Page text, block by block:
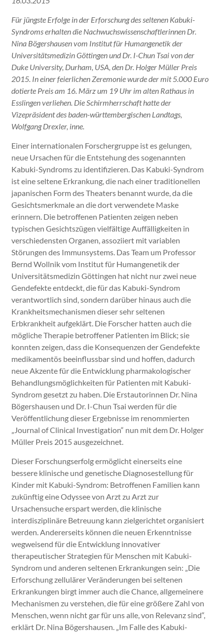
Für jüngste Erfolge in der Erforschung des seltenen Kabuki-
Syndroms erhalten die Nachwuchswissenschaftlerinnen Dr.
Nina Bögershausen vom Institut für Humangenetik der
Universitätsmedizin Göttingen und Dr. I-Chun Tsai von der
Duke University, Durham, USA, den Dr. Holger Müller Preis
2015. In einer feierlichen Zeremonie wurde der mit 5.000 Euro
dotierte Preis am 16. März um 19 Uhr im alten Rathaus in
Esslingen verliehen. Die Schirmherrschaft hatte der
Vizepräsident des baden-württembergischen Landtags,
Wolfgang Drexler, inne.
Einer internationalen Forschergruppe ist es gelungen,
neue Ursachen für die Entstehung des sogenannten
Kabuki-Syndroms zu identifizieren. Das Kabuki-Syndrom
ist eine seltene Erkrankung, die nach einer traditionellen
japanischen Form des Theaters benannt wurde, da die
Gesichtsmerkmale an die dort verwendete Maske
erinnern. Die betroffenen Patienten zeigen neben
typischen Gesichtszügen vielfältige Auffälligkeiten in
verschiedensten Organen, assoziiert mit variablen
Störungen des Immunsystems. Das Team um Professor
Bernd Wollnik vom Institut für Humangenetik der
Universitätsmedizin Göttingen hat nicht nur zwei neue
Gendefekte entdeckt, die für das Kabuki-Syndrom
verantwortlich sind, sondern darüber hinaus auch die
Krankheitsmechanismen dieser sehr seltenen
Erbkrankheit aufgeklärt. Die Forscher hatten auch die
mögliche Therapie betroffener Patienten im Blick; sie
konnten zeigen, dass die Konsequenzen der Gendefekte
medikamentös beeinflussbar sind und hoffen, dadurch
neue Akzente für die Entwicklung pharmakologischer
Behandlungsmöglichkeiten für Patienten mit Kabuki-
Syndrom gesetzt zu haben. Die Erstautorinnen Dr. Nina
Bögershausen und Dr. I-Chun Tsai werden für die
Veröffentlichung dieser Ergebnisse im renommierten
„Journal of Clinical Investigation“ nun mit dem Dr. Holger
Müller Preis 2015 ausgezeichnet.
Dieser Forschungserfolg ermöglicht einerseits eine
bessere klinische und genetische Diagnosestellung für
Kinder mit Kabuki-Syndrom: Betroffenen Familien kann
zukünftig eine Odyssee von Arzt zu Arzt zur
Ursachensuche erspart werden, die klinische
interdisziplinäre Betreuung kann zielgerichtet organisiert
werden. Andererseits können die neuen Erkenntnisse
wegweisend für die Entwicklung innovativer
therapeutischer Strategien für Menschen mit Kabuki-
Syndrom und anderen seltenen Erkrankungen sein: „Die
Erforschung zellulärer Veränderungen bei seltenen
Erkrankungen birgt immer auch die Chance, allgemeinere
Mechanismen zu verstehen, die für eine größere Zahl von
Menschen, wenn nicht gar für uns alle, von Relevanz sind“,
erklärt Dr. Nina Bögershausen. „Im Falle des Kabuki-